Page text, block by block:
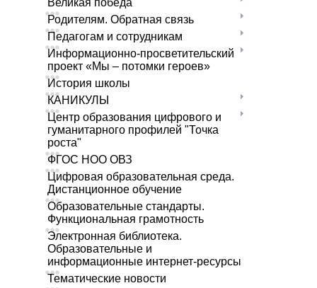
Великая победа
Родителям. Обратная связь
Педагогам и сотрудникам
Информационно-просветительский
проект «Мы – потомки героев»
История школы
КАНИКУЛЫ
Центр образования цифрового и
гуманитарного профилей "Точка
роста"
ФГОС НОО ОВЗ
Цифровая образовательная среда.
Дистанционное обучение
Образовательные стандарты.
Функциональная грамотность
Электронная библиотека.
Образовательные и
информационные интернет-ресурсы
Тематические новости